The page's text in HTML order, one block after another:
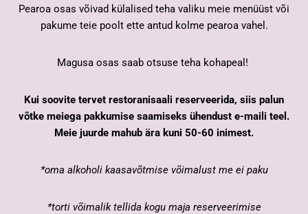
Pearoa osas võivad külalised teha valiku meie menüüst või
pakume teie poolt ette antud kolme pearoa vahel.
Magusa osas saab otsuse teha kohapeal!
Kui soovite tervet restoranisaali reserveerida, siis palun
võtke meiega pakkumise saamiseks ühendust e-maili teel.
Meie juurde mahub ära kuni 50-60 inimest.
*oma alkoholi kaasavõtmise võimalust me ei paku
*torti võimalik tellida kogu maja reserveerimise